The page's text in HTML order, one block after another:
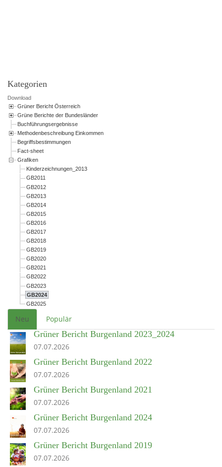
Kategorien
Download
Grüner Bericht Österreich
Grüne Berichte der Bundesländer
Buchführungsergebnisse
Methodenbeschreibung Einkommen
Begriffsbestimmungen
Fact-sheet
Grafiken
Kinderzeichnungen_2013
GB2011
GB2012
GB2013
GB2014
GB2015
GB2016
GB2017
GB2018
GB2019
GB2020
GB2021
GB2022
GB2023
GB2024
GB2025
Neu Populär
Grüner Bericht Burgenland 2023_2024
07.07.2026
Grüner Bericht Burgenland 2022
07.07.2026
Grüner Bericht Burgenland 2021
07.07.2026
Grüner Bericht Burgenland 2024
07.07.2026
Grüner Bericht Burgenland 2019
07.07.2026